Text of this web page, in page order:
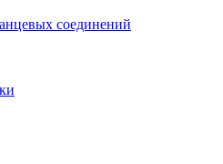
соединений